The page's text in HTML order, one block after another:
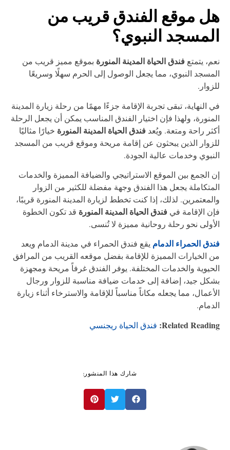
موقع الفندق قريب من
النبوي؟
يتمتعفندق الحياة المدينة المنورةبموقع مميز قريب من
النبوي، مما يجعل الوصول إلى الحرم سهلًا وسريعًا
النهاية، تبقى تجربة الإقامة جزءًا مهمًا من رحلة زيارة المدينة
ولهذا فإن اختيار الفندق المناسب يمكن أن يجعل الرحلة
راحة ومتعة. ويُعدفندق الحياة المدينة المنورةخيارًا مثاليًا
الذين يبحثون عن إقامة مريحة وموقع قريب من المسجد
وخدمات عالية الجودة.
الجمع بين الموقع الاستراتيجي والضيافة المميزة والخدمات
يجعل هذا الفندق وجهة مفضلة للكثير من الزوار
لذلك، إذا كنت تخطط لزيارة المدينة المنورة قريبًا،
الإقامة في فندق الحياة المدينة المنورةقد تكون الخطوة
نحو رحلة روحانية مميزة لا تُنسى.
الحمراء الدماميقع فندق الحمراء في مدينة الدمام ويعد
الخيارات المميزة للإقامة بفضل موقعه القريب من المرافق
والخدمات المختلفة. يوفر الفندق غرفاً مريحة ومجهزة
جيد، إضافة إلى خدمات ضيافة مناسبة للزوار ورجال
مما يجعله مكاناً مناسباً للإقامة والاسترخاء أثناء زيارة
Related فندق الحياة ريجنسي
شارك هذا المنشور: